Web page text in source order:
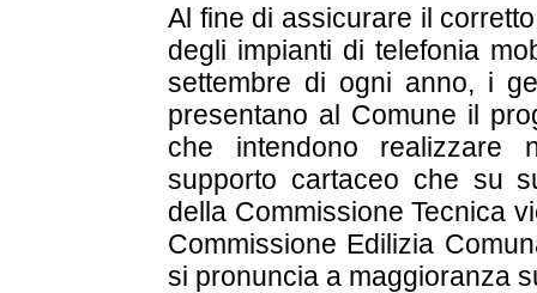
Al fine di assicurare il
degli impianti di telefonia
settembre di ogni anno, i
presentano al Comune il
che intendono realizzare
supporto cartaceo che su
della Commissione Tecnica
Commissione Edilizia
si pronuncia a maggioranza